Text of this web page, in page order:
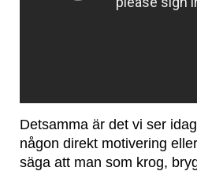
Detsamma är det vi ser
någon direkt motivering
säga att man som krog,